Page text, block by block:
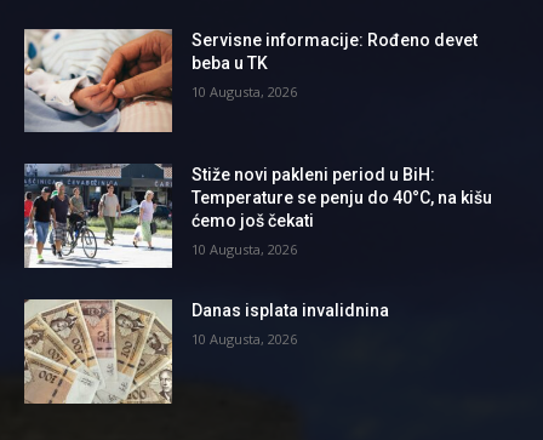
Servisne informacije: Rođeno devet
beba u TK
10 Augusta, 2026
Stiže novi pakleni period u BiH:
Temperature se penju do 40°C, na kišu
ćemo još čekati
10 Augusta, 2026
Danas isplata invalidnina
10 Augusta, 2026